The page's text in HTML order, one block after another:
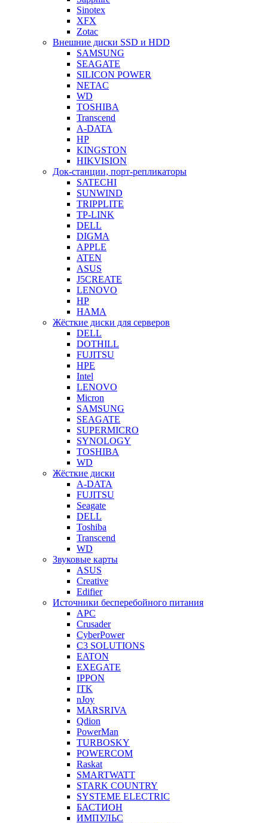
Sinotex
XFX
Zotac
Внешние диски SSD и HDD
SAMSUNG
SEAGATE
SILICON POWER
NETAC
WD
TOSHIBA
Transcend
A-DATA
HP
KINGSTON
HIKVISION
Док-станции, порт-репликаторы
SATECHI
SUNWIND
TRIPPLITE
TP-LINK
DELL
DIGMA
APPLE
ATEN
ASUS
J5CREATE
LENOVO
HP
HAMA
Жёсткие диски для серверов
DELL
DOTHILL
FUJITSU
HPE
Intel
LENOVO
Micron
SAMSUNG
SEAGATE
SUPERMICRO
SYNOLOGY
TOSHIBA
WD
Жёсткие диски
A-DATA
FUJITSU
Seagate
DELL
Toshiba
Transcend
WD
Звуковые карты
ASUS
Creative
Edifier
Источники бесперебойного питания
APC
Crusader
CyberPower
C3 SOLUTIONS
EATON
EXEGATE
IPPON
ITK
nJoy
MARSRIVA
Qdion
PowerMan
TURBOSKY
POWERCOM
Raskat
SMARTWATT
STARK COUNTRY
SYSTEME ELECTRIC
БАСТИОН
ИМПУЛЬС